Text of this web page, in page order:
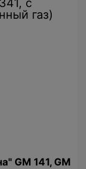
GM 141, GM